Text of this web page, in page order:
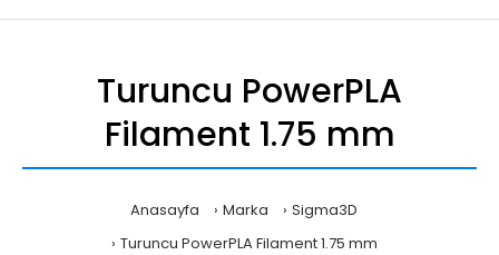
Turuncu PowerPLA
Filament 1.75 mm
Anasayfa Marka
Sigma3D
Turuncu PowerPLA Filament 1.75 mm